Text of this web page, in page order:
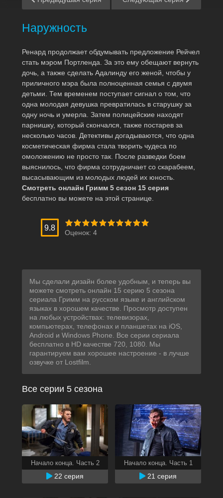
Наружность
Ренард продолжает обдумывать предложение Рейчел
стать мэром Портленда. За это ему обещают вернуть
дочь, а также сделать Адалинду его женой, чтобы у
приличного мэра была полноценная семья с двумя
детьми. Тем временем поступает сигнал о том, что
одна молодая девушка превратилась в старушку за
одну ночь и умерла. Затем полицейские находят
парнишку, который скончался, также постарев за
несколько часов. Детективы догадываются, что одна
косметическая фирма стала творить чудеса по
омоложению не просто так. После разведки боем
выяснилось, что фирма сотрудничает со скарабеем,
высасывающим из молодых людей их юность.
Смотреть онлайн Гримм 5 сезон 15 серия
бесплатно вы можете на этой странице.
9.8
Оценок: 4
Мы сделали дизайн более удобным, и теперь вы
можете смотреть онлайн 15 серию 5 сезона
сериала Гримм на русском языке и английском
языках в хорошем качестве. Просмотр доступен
на любых устройствах: телевизорах,
компьютерах, телефонах и планшетах на iOS,
Android и Windows Phone. Все серии сериала
бесплатно в HD качестве 720, 1080. Мы
гарантируем вам хорошее настроение - в лучше
озвучке от Lostfilm.
Все серии 5 сезона
Начало конца. Часть 2
22 серия
Начало конца. Часть 1
21 серия